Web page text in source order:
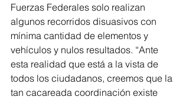
Fuerzas Federales solo realizan
algunos recorridos disuasivos con
mínima cantidad de elementos y
vehículos y nulos resultados. “Ante
esta realidad que está a la vista de
todos los ciudadanos, creemos que la
tan cacareada coordinación existe